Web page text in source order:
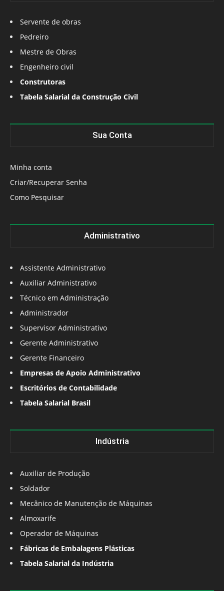
Servente de obras
Pedreiro
Mestre de Obras
Engenheiro civil
Construtoras
Tabela Salarial da Construção Civil
Sua Conta
Minha conta
Criar/Recuperar Senha
Como Pesquisar
Administrativo
Assistente Administrativo
Auxiliar Administrativo
Técnico em Administração
Administrador
Supervisor Administrativo
Gerente Administrativo
Gerente Financeiro
Empresas de Apoio Administrativo
Escritórios de Contabilidade
Tabela Salarial Brasil
Indústria
Auxiliar de Produção
Soldador
Mecânico de Manutenção de Máquinas
Almoxarife
Operador de Máquinas
Fábricas de Embalagens Plásticas
Tabela Salarial da Indústria